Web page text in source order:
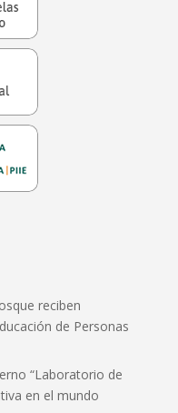
reciben
de Personas
“Laboratorio de
en el mundo